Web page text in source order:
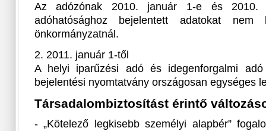
Az adózónak 2010. január 1-e és
adóhatósághoz bejelentett adatokat nem
önkormányzatnál.
2. 2011. január 1-től
A helyi iparűzési adó és idegenforgalmi
bejelentési nyomtatvány országosan egységes
Társadalombiztosítást érintő
- „Kötelező legkisebb személyi alapbér”